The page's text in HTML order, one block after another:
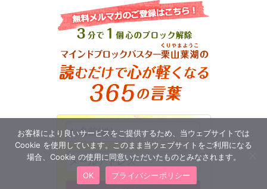
お客様により良いサービスをご提供するため、当ウェブサイトでは
Cookie を使用しています。このまま当ウェブサイトをご利用になる
場合、Cookie の使用に同意いただいたものとみなされます。
OK
プライバシーポリシー